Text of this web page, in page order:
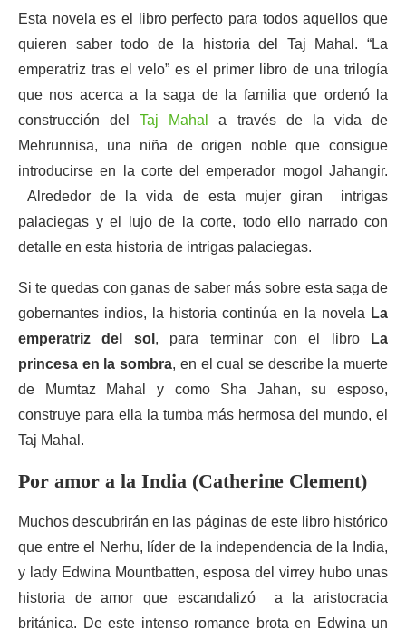
Esta novela es el libro perfecto para todos aquellos que
quieren saber todo de la historia del Taj Mahal. “La
emperatriz tras el velo” es el primer libro de una trilogía
que nos acerca a la saga de la familia que ordenó la
construcción delTaj Mahal
a través de la vida de
Mehrunnisa, una niña de origen noble que consigue
introducirse en la corte del emperador mogol Jahangir.
Alrededor de la vida de esta mujer giran intrigas
palaciegas y el lujo de la corte, todo ello narrado con
detalle en esta historia de intrigas palaciegas.
Si te quedas con ganas de saber más sobre esta saga de
gobernantes indios, la historia continúa en la novela La
emperatriz del sol , para terminar con el libro
La
princesa en la sombra, en el cual se describe la muerte
de Mumtaz Mahal y como Sha Jahan, su esposo,
construye para ella la tumba más hermosa del mundo, el
Taj Mahal.
Por amor a la India (Catherine Clement)
Muchos descubrirán en las páginas de este libro histórico
que entre el Nerhu, líder de la independencia de la India,
y lady Edwina Mountbatten, esposa del virrey hubo unas
historia de amor que escandalizó a la aristocracia
británica. De este intenso romance brota en Edwina un